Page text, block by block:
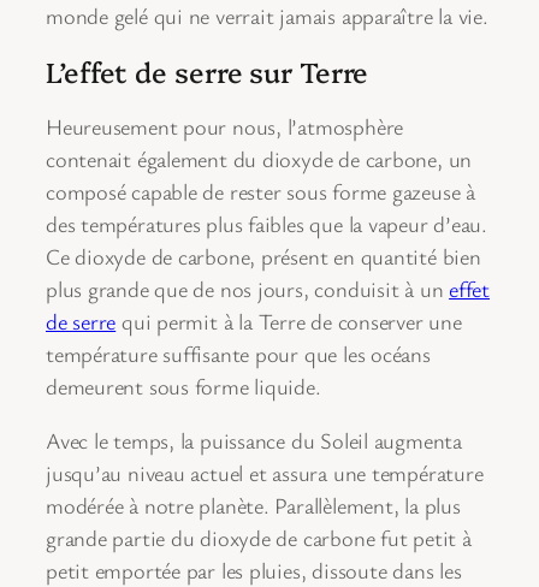
monde gelé qui ne verrait jamais apparaître la vie.
L’effet de serre sur Terre
Heureusement pour nous, l’atmosphère
contenait également du dioxyde de carbone, un
composé capable de rester sous forme gazeuse à
des températures plus faibles que la vapeur d’eau.
Ce dioxyde de carbone, présent en quantité bien
plus grande que de nos jours, conduisit à un effet
de serre qui permit à la Terre de conserver une
température suffisante pour que les océans
demeurent sous forme liquide.
Avec le temps, la puissance du Soleil augmenta
jusqu’au niveau actuel et assura une température
modérée à notre planète. Parallèlement, la plus
grande partie du dioxyde de carbone fut petit à
petit emportée par les pluies, dissoute dans les